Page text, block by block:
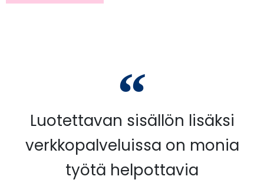
Luotettavan sisällön lisäksi
verkkopalveluissa on monia
työtä helpottavia